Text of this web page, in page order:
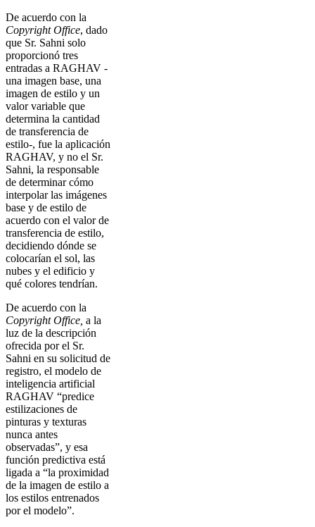
De acuerdo con la
Copyright Office, dado
que Sr. Sahni solo
proporcionó tres
entradas a RAGHAV -
una imagen base, una
imagen de estilo y un
valor variable que
determina la cantidad
de transferencia de
estilo-, fue la aplicación
RAGHAV, y no el Sr.
Sahni, la responsable
de determinar cómo
interpolar las imágenes
base y de estilo de
acuerdo con el valor de
transferencia de estilo,
decidiendo dónde se
colocarían el sol, las
nubes y el edificio y
qué colores tendrían.
De acuerdo con la
Copyright Office, a la
luz de la descripción
ofrecida por el Sr.
Sahni en su solicitud de
registro, el modelo de
inteligencia artificial
RAGHAV “predice
estilizaciones de
pinturas y texturas
nunca antes
observadas”, y esa
función predictiva está
ligada a “la proximidad
de la imagen de estilo a
los estilos entrenados
por el modelo”.